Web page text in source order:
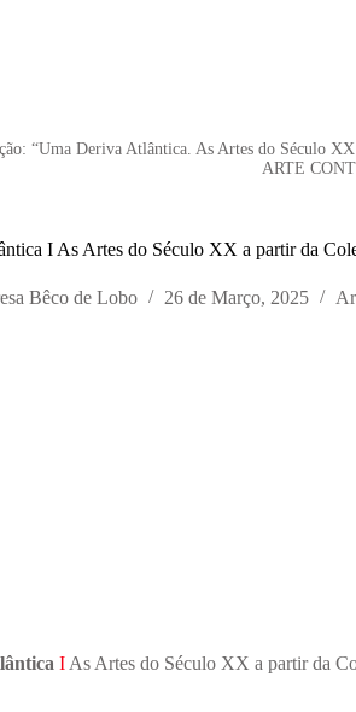
“Uma Deriva Atlântica. As Artes do Século
ARTE
I As Artes do Século XX a partir da
Bêco de Lobo 26 de Março, 2025
I As Artes do Século XX a partir da